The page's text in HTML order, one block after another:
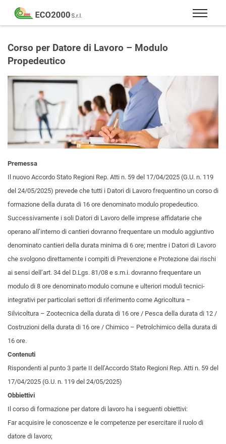
Eco
2000
Formazione
consulenza
per
la
sicurezza
sul
lavoro
–
D.Lgs
Corso per Datore di Lavoro – Modulo
Propedeutico
Premessa
Il nuovo Accordo Stato Regioni Rep. Atti n. 59 del 17/04/2025 (G.U. n. 119
del 24/05/2025) prevede che tutti i Datori di Lavoro frequentino un corso di
formazione della durata di 16 ore denominato modulo propedeutico.
Successivamente i soli Datori di Lavoro delle imprese affidatarie che
operano all’interno di cantieri dovranno frequentare un modulo aggiuntivo
denominato cantieri della durata minima di 6 ore; mentre i Datori di Lavoro
che svolgono direttamente i compiti di Prevenzione e Protezione dai rischi
ai sensi dell’art. 34 del D.Lgs. 81/08 e s.m.i. dovranno frequentare un
modulo di 8 ore denominato modulo comune e ulteriori moduli tecnici-
integrativi per particolari settori di riferimento come Agricoltura –
Silvicoltura – Zootecnica della durata di 16 ore / Pesca della durata di 12 /
Costruzioni della durata di 16 ore / Chimico – Petrolchimico della durata di
16 ore.
Contenuti
Rispondenti al punto 3 parte II dell’Accordo Stato Regioni Rep. Atti n. 59 del
17/04/2025 (G.U. n. 119 del 24/05/2025)
Obbiettivi
Il corso di formazione per datore di lavoro ha i seguenti obiettivi:
Far acquisire le conoscenze e le competenze per esercitare il ruolo di
datore di lavoro;